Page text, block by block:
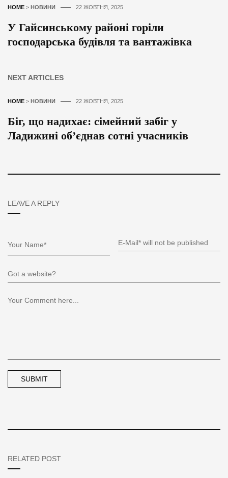
HOME > НОВИНИ 22 ЖОВТНЯ, 2025
У Гайсинському районі горіли
господарська будівля та вантажівка
NEXT ARTICLES
HOME > НОВИНИ 22 ЖОВТНЯ, 2025
Біг, що надихає: сімейний забіг у
Ладижині об’єднав сотні учасників
LEAVE A REPLY
RELATED POST